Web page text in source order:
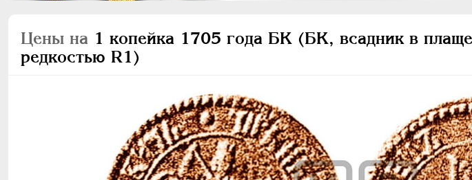
Цены на 1 копейка 1705 года БК (БК, всадник в
редкостью R1)